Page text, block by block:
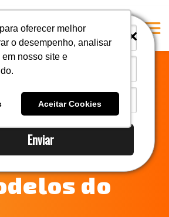
Enviar
oferecer melhor
o desempenho, analisar
nosso site e
Aceitar Cookies
i
i
social
do
Exterior
de NCM
do